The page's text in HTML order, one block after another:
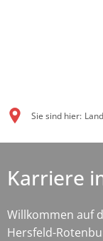
Sie sind hier:
im
Karriere
Willkommen auf
Hersfeld-